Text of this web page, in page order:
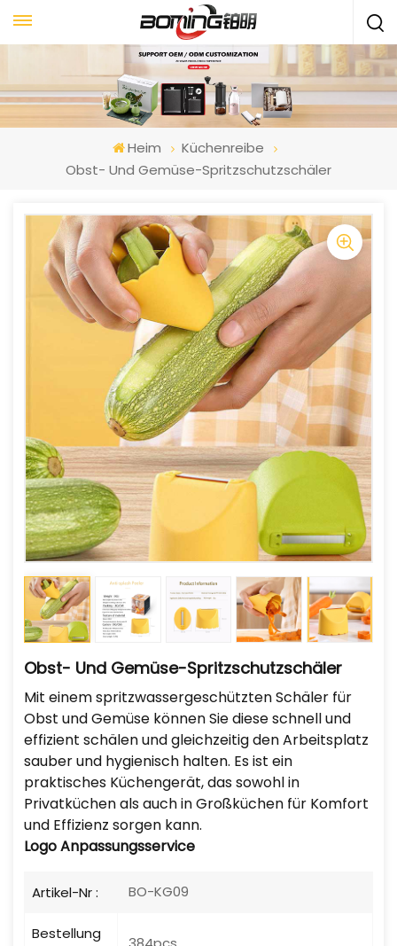
Heim
Küchenreibe
Obst- Und Gemüse-Spritzschutzschäler
Obst- Und Gemüse-Spritzschutzschäler
Mit einem spritzwassergeschützten Schäler für
Obst und Gemüse können Sie diese schnell und
effizient schälen und gleichzeitig den Arbeitsplatz
sauber und hygienisch halten. Es ist ein
praktisches Küchengerät, das sowohl in
Privatküchen als auch in Großküchen für Komfort
und Effizienz sorgen kann.
LogoAnpassungsservice
Artikel-Nr : BO-KG09
Bestellung